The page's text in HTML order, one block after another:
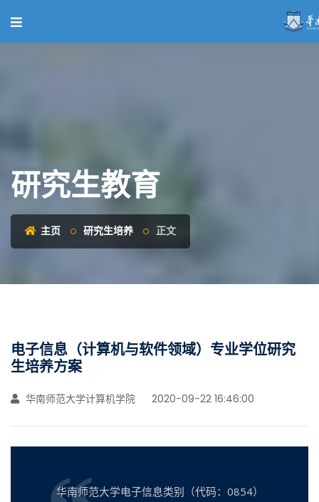
研究生教育
主页 研究生培养 正文
电子信息（计算机与软件领域）专业学位研究
生培养方案
华南师范大学计算机学院 2020-09-22 16:46:00
华南师范大学电子信息类别（代码：0854）